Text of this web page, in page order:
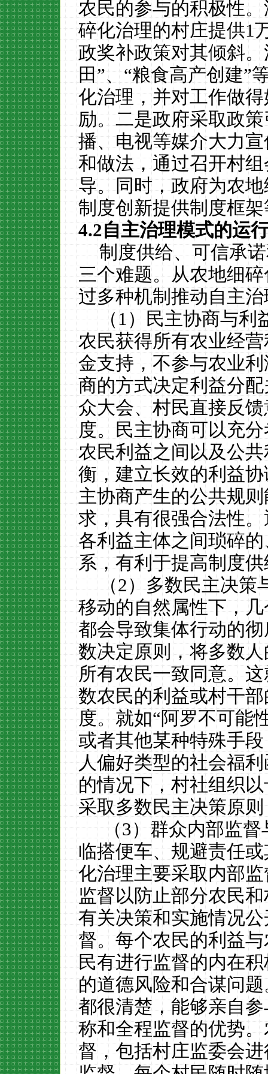
农民的参与的积极性
碎化治理的村庄提供1
政奖补政策对其倾斜
田”、“粮食高产创建”
化治理，并对工作做
励。二是政府采取政
播、电视等媒介大力
和做法，通过召开村
导。同时，政府为农
制度创新提供制度框
4.2自主治理模式的运
制度供给、可信承
三个难题。从农地细
过多种机制推动自主
（1）民主协商与利
农民获得所有农业经
金支持，不参与农业
商的方式决定利益分
众大会、村民直接反
度。民主协商可以充
农民利益之间以及公
衡，建立长效的利益
主协商产生的公共规
求，具有很强合法性
各利益主体之间琐碎
系，有利于提高制度
（2）多数民主决策
移动的自然属性下，
都会导致集体行动的
数决定原则，将多数
所有农民一致同意。
数农民的利益或村干
度。就如“阿罗不可能
或者其他某种特殊手
人偏好类型的社会福
的情况下，村社组织
采取多数民主决策原
（3）群众内部监
临搭便车、规避责任
化治理主要采取内部
监督以防止部分农民
有关决策和实施情况
督。每个农民的利益
民有进行监督的内在
的道德风险和合谋问
都很清楚，能够亲自
称和全程监督的优势
督，包括村庄监委会